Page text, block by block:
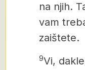
na njih.
vam
zaištete.
9Vi,